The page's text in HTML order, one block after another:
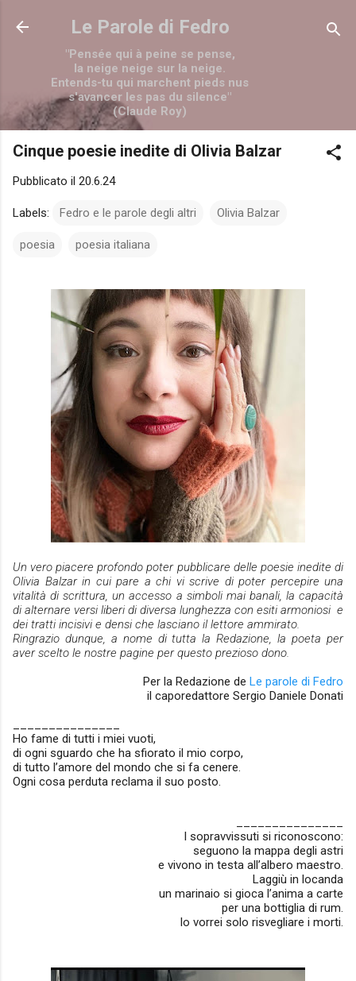
Passa ai contenuti principali
Le Parole di Fedro
"Pensée qui à peine se pense,
la neige neige sur la neige.
Entends-tu qui marchent pieds nus
s'avancer les pas du silence"
(Claude Roy)
Cinque poesie inedite di Olivia Balzar
Pubblicato il 20.6.24
Labels: Fedro e le parole degli altri Olivia Balzar
poesia poesia italiana
Un vero piacere profondo poter pubblicare delle poesie inedite di
Olivia Balzar in cui pare a chi vi scrive di poter percepire una
vitalità di scrittura, un accesso a simboli mai banali, la capacità
di alternare versi liberi di diversa lunghezza con esiti armoniosi e
dei tratti incisivi e densi che lasciano il lettore ammirato.
Ringrazio dunque, a nome di tutta la Redazione, la poeta per
aver scelto le nostre pagine per questo prezioso dono.
Per la Redazione de Le parole di Fedro
il caporedattore Sergio Daniele Donati
Ho fame di tutti i miei vuoti,
di ogni sguardo che ha sfiorato il mio corpo,
di tutto l’amore del mondo che si fa cenere.
Ogni cosa perduta reclama il suo posto.
I sopravvissuti si riconoscono:
seguono la mappa degli astri
e vivono in testa all’albero maestro.
Laggiù in locanda
un marinaio si gioca l’anima a carte
per una bottiglia di rum.
Io vorrei solo risvegliare i morti.